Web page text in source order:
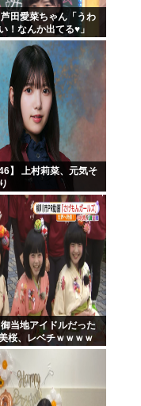
芦田愛菜ちゃん「うわ
！なんか出てる♥」
46】 上村莉菜、元気そ
御当地アイドルだった
桜、レベチｗｗｗｗ
ｗｗｗｗｗｗｗｗｗ